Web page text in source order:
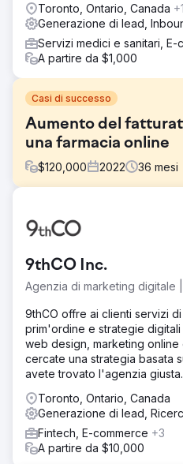
Toronto, Ontario, Canada +1
Generazione di lead,
Servizi medici e sanitari, E-
A partire da $1,000
Casi di successo
Aumento del
una farmacia online
$120,000 2022 36 mesi
Questa farmacia online stava
online che dovevano essere
sulla loro spesa pubblicitaria
perdendo fiducia nei loro
ma i tassi di conversione
clienti erano inesistenti. Era
marketing multiplo.
Soluzione
Per incrementare le vendite,
ricerca organica e a
all'ottimizzazione del tasso di
strategia includeva il
potenziamento delle landing
audit tecnico, della ricerca di
dei backlink. Abbiamo anche
9thCO Inc.
Agenzia di marketing digitale
9thCO offre ai clienti servizi
prim'ordine e strategie
web design, marketing online
cercate una strategia basata
avete trovato l'agenzia
Toronto, Ontario, Canada
Generazione di lead,
Fintech, E-commerce +3
A partire da $10,000